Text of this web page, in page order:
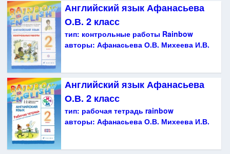
Английский язык Афанасьева
О.В. 2 класс
тип: контрольные работы Rainbow
авторы: Афанасьева О.В. Михеева И.В.
Английский язык Афанасьева
О.В. 2 класс
тип: рабочая тетрадь rainbow
авторы: Афанасьева О.В. Михеева И.В.